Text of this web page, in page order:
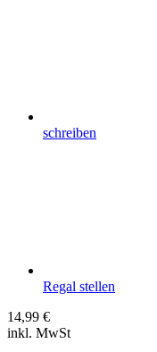
schreiben
Regal stellen
14,99 €
inkl. MwSt